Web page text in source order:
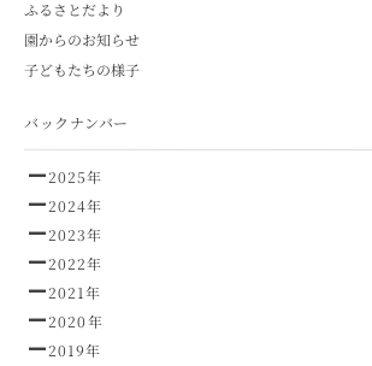
ふるさとだより
園からのお知らせ
子どもたちの様子
バックナンバー
2025年
2024年
2023年
2022年
2021年
2020年
2019年